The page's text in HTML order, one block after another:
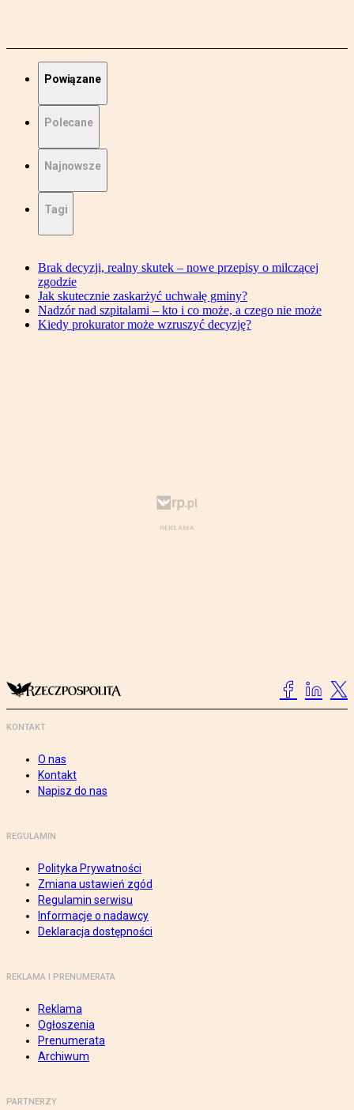
Powiązane
Polecane
Najnowsze
Tagi
Brak decyzji, realny skutek – nowe przepisy o milczącej
zgodzie
Jak skutecznie zaskarżyć uchwałę gminy?
Nadzór nad szpitalami – kto i co może, a czego nie może
Kiedy prokurator może wzruszyć decyzję?
KONTAKT
O nas
Kontakt
Napisz do nas
REGULAMIN
Polityka Prywatności
Zmiana ustawień zgód
Regulamin serwisu
Informacje o nadawcy
Deklaracja dostępności
REKLAMA I PRENUMERATA
Reklama
Ogłoszenia
Prenumerata
Archiwum
PARTNERZY